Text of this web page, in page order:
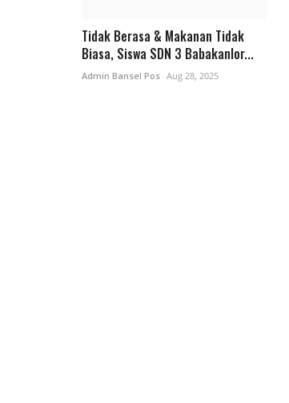
Tidak Berasa & Makanan Tidak
Biasa, Siswa SDN 3 Babakanlor...
Admin Bansel Pos Aug 28, 2025